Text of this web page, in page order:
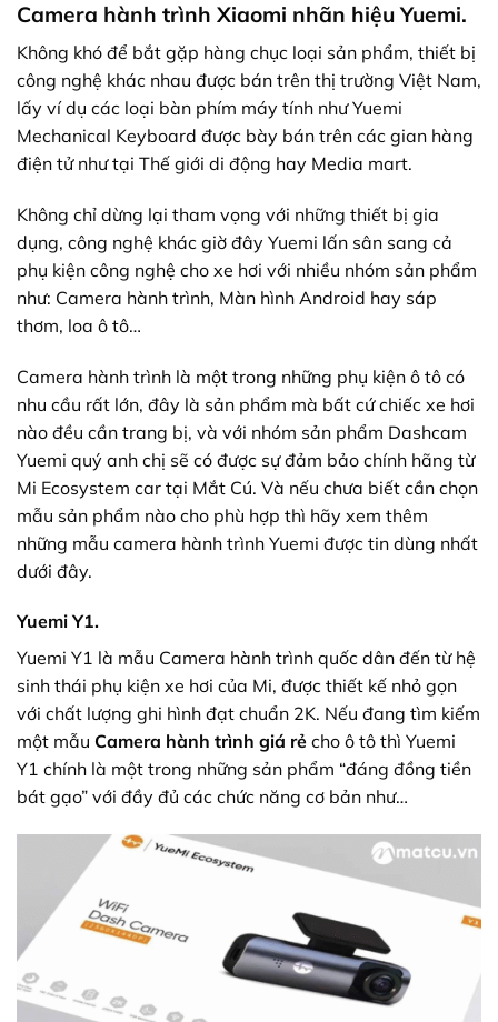
Camera hành trình Xiaomi nhãn hiệu Yuemi.
Không khó để bắt gặp hàng chục loại sản phẩm, thiết bị
công nghệ khác nhau được bán trên thị trường Việt Nam,
lấy ví dụ các loại bàn phím máy tính như Yuemi
Mechanical Keyboard được bày bán trên các gian hàng
điện tử như tại Thế giới di động hay Media mart.
Không chỉ dừng lại tham vọng với những thiết bị gia
dụng, công nghệ khác giờ đây Yuemi lấn sân sang cả
phụ kiện công nghệ cho xe hơi với nhiều nhóm sản phẩm
như: Camera hành trình, Màn hình Android hay sáp
thơm, loa ô tô…
Camera hành trình là một trong những phụ kiện ô tô có
nhu cầu rất lớn, đây là sản phẩm mà bất cứ chiếc xe hơi
nào đều cần trang bị, và với nhóm sản phẩm Dashcam
Yuemi quý anh chị sẽ có được sự đảm bảo chính hãng từ
Mi Ecosystem car tại Mắt Cú. Và nếu chưa biết cần chọn
mẫu sản phẩm nào cho phù hợp thì hãy xem thêm
những mẫu camera hành trình Yuemi được tin dùng nhất
dưới đây.
Yuemi Y1.
Yuemi Y1 là mẫu Camera hành trình quốc dân đến từ hệ
sinh thái phụ kiện xe hơi của Mi, được thiết kế nhỏ gọn
với chất lượng ghi hình đạt chuẩn 2K. Nếu đang tìm kiếm
một mẫu Camera hành trình giá rẻ cho ô tô thì Yuemi
Y1 chính là một trong những sản phẩm “đáng đồng tiền
bát gạo” với đầy đủ các chức năng cơ bản như…